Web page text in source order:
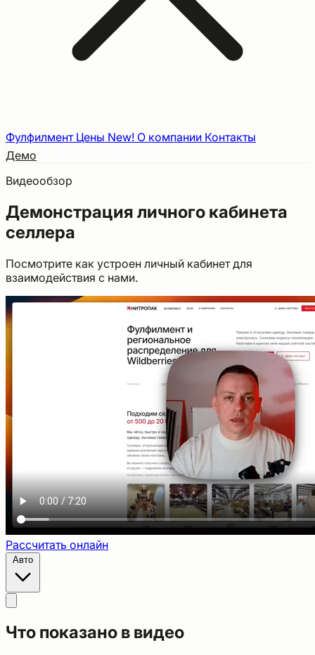
Фулфилмент Цены New! О компании Контакты
Демо
Видеообзор
Демонстрация личного кабинета
селлера
Посмотрите как устроен личный кабинет для
взаимодействия с нами.
Рассчитать онлайн
Авто
Что показано в видео